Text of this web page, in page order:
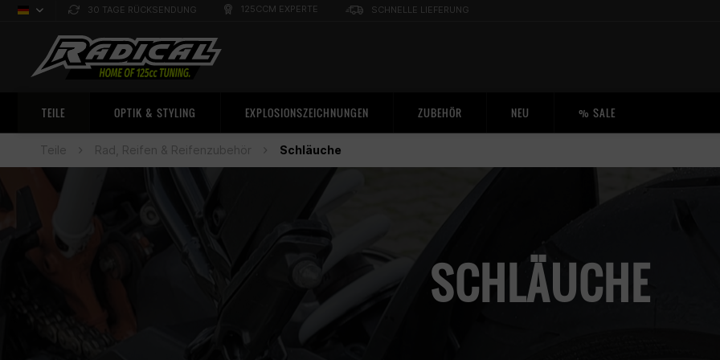
Deutsch
30 TAGE RÜCKSENDUNG 125CCM EXPERTE SCHNELLE LIEFERUNG
TEILE OPTIK & STYLING EXPLOSIONSZEICHNUNGEN ZUBEHÖR NEU % SALE
Teile Rad, Reifen & Reifenzubehör Schläuche
SCHLÄUCHE